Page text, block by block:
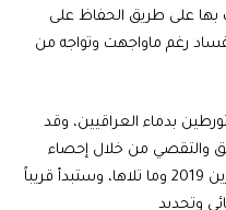
بها على طريق الحفاظ على
رغم ماواجهت وتواجه من
بدماء العراقيين، وقد
والتقصي من خلال إحصاء
الضحايا من شهداء وجرحى أحداث تشرين 2019 وما تلاها، وستبدأ قريباً
وتحديد